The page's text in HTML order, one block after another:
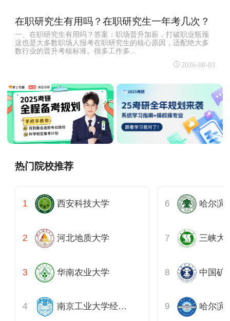
在职研究生有用吗？在职研究生一年考几次？
一、在职研究生有用吗？答案：职场晋升加薪，打破职业瓶颈
这也是大多数职场人报考在职研究生的核心原因，适配绝大多
数行业的晋升考核标准。很多工作多...
2026-08-03
热门院校推荐
西安科技大学
河北地质大学
华南农业大学
南京工业大学经济与管理学院
哈尔滨
三峡大
哈尔滨